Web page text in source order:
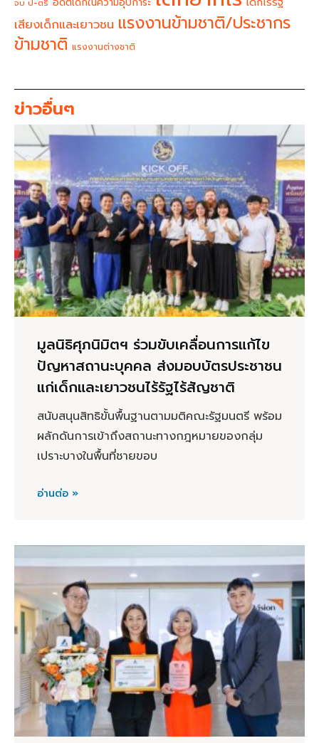
จบ ป-ตรี
เสียงเด็กและเยาวชน แรงงานข้ามชาติ/ประชากร
ข้ามชาติ แรงงานต่างชาติ
ข่าวอื่นๆ
มูลนิธิศุภนิมิตฯ ร่วมขับเคลื่อนการแก้ไข
ปัญหาสถานะบุคคล ส่งมอบบัตรประชาชน
แก่เด็กและเยาวชนไร้รัฐไร้สัญชาติ
สนับสนุนสิทธิขั้นพื้นฐานตามมติคณะรัฐมนตรี พร้อม
ผลักดันการเข้าถึงสถานะทางกฎหมายของกลุ่ม
เปราะบางในพื้นที่ชายขอบ
อ่านต่อ »